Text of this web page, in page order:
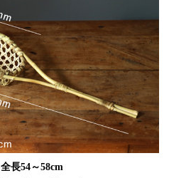
全長54～58cm